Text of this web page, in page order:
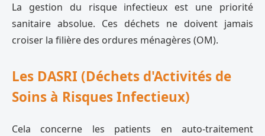
La gestion du risque infectieux est une priorité
sanitaire absolue. Ces déchets ne doivent jamais
croiser la filière des ordures ménagères (OM).
Les DASRI (Déchets d'Activités de
Soins à Risques Infectieux)
Cela concerne les patients en auto-traitement